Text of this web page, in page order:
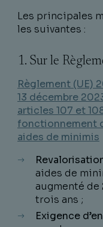
Les principales
les suivantes :
1. Sur le
Règlement (UE)
13 décembre
articles 107 et
fonctionnement
aides de minimis
aides de
augmenté
trois ans ;
Exigence